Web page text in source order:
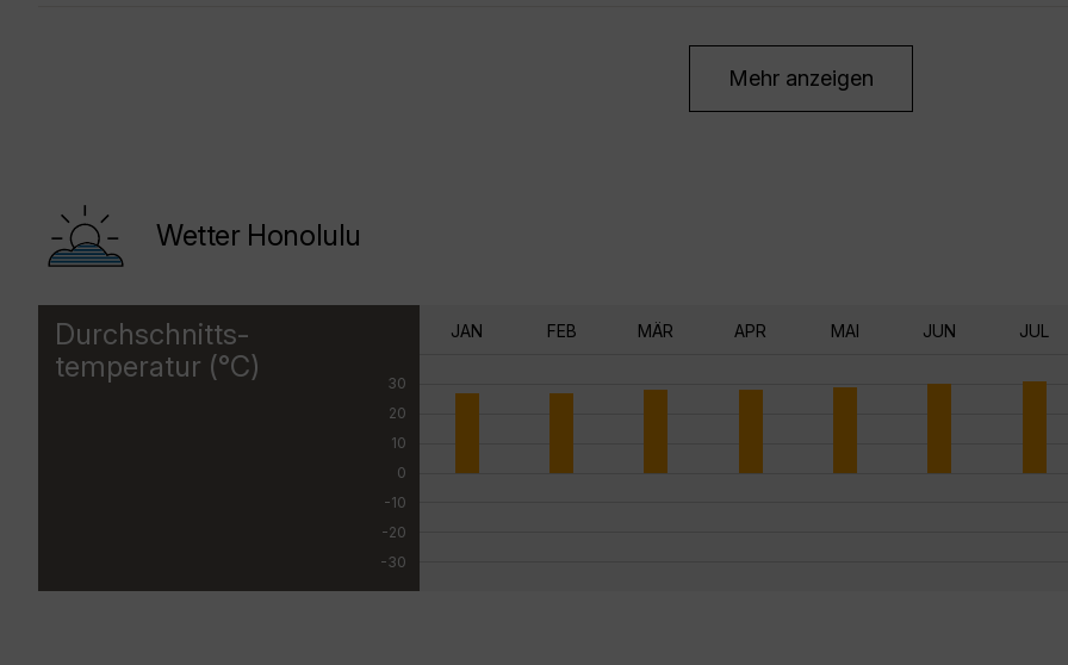
Mehr anzeigen
Wetter Honolulu
Durchschnitts-
temperatur (°C)
30
20
10
0
-10
-20
-30
JAN FEB MÄR APR MAI JUN JUL